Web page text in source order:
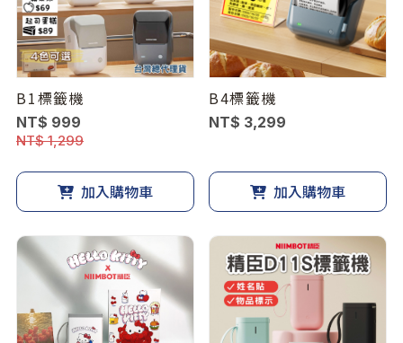
B1標籤機
NT$ 999
NT$ 1,299
加入購物車
B4標籤機
NT$ 3,299
加入購物車